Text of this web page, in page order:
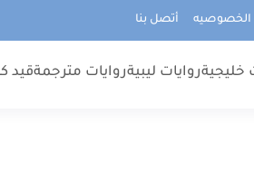
أتصل بنا
خليجيةروايات ليبيةروايات مترجمةقيد